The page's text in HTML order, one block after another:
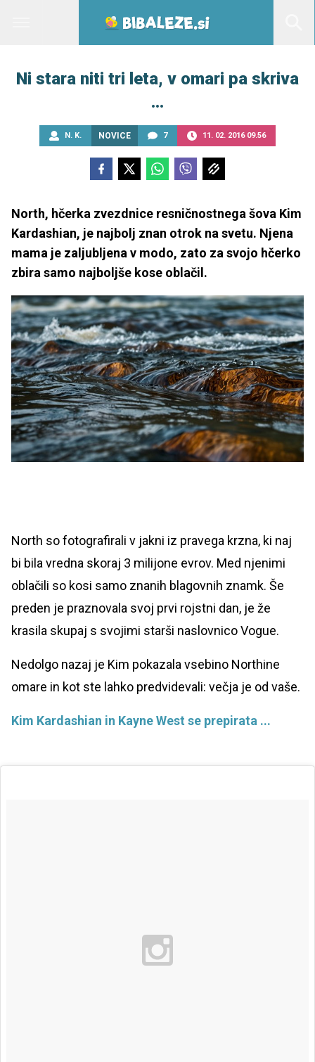
Ni stara niti tri leta, v omari pa skriva
…
N. K. NOVICE 7 11. 02. 2016 09.56
North, hčerka zvezdnice resničnostnega šova Kim
Kardashian, je najbolj znan otrok na svetu. Njena
mama je zaljubljena v modo, zato za svojo hčerko
zbira samo najboljše kose oblačil.
North so fotografirali v jakni iz pravega krzna, ki naj
bi bila vredna skoraj 3 milijone evrov. Med njenimi
oblačili so kosi samo znanih blagovnih znamk. Še
preden je praznovala svoj prvi rojstni dan, je že
krasila skupaj s svojimi starši naslovnico Vogue.
Nedolgo nazaj je Kim pokazala vsebino Northine
omare in kot ste lahko predvidevali: večja je od vaše.
Kim Kardashian in Kayne West se prepirata ...